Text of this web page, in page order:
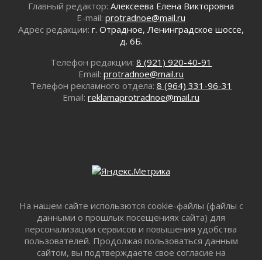
воробушка»
Юхла, мука, кантеле и Водяной
Лето катится с горки
В Ленобласти открылась экспозиция к 150-
летию Билибина
В музей всей семьёй
01 августа 2026
Без заявлений и очередей
01 августа 2026
Главный редактор: Алексеева Елена Викторовна
E-mail: protradnoe@mail.ru
Адрес редакции: г. Отрадное, Ленинградское шоссе,
д. 6Б.
Телефон редакции: 8 (921) 920-40-91
Email: protradnoe@mail.ru
Телефон рекламного отдела: 8 (964) 331-96-31
Email: reklamaprotradnoe@mail.ru
На нашем сайте использются cookie-файлы (файлы с
данными о прошлых посещениях сайта) для
персонализации сервисов и повышения удобства
пользователей. Продолжая пользоваться данным
сайтом, вы подтверждаете свое согласие на